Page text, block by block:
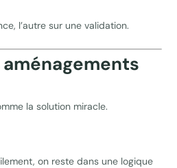
l’autre sur une validation.
la solution miracle.
on reste dans une logique